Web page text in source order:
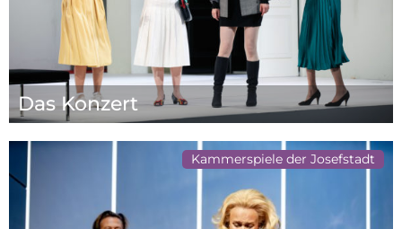
Das Konzert
Kammerspiele der Josefstadt